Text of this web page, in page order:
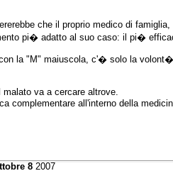
che il proprio medico di
pi� adatto al suo caso: il pi�
la "M" maiuscola, c'� solo la
va a cercare altrove.
complementare all'interno della
8 2007